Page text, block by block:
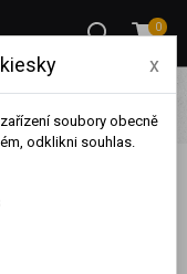
0
Legíny
Nebbia
- černá
x
soubory obecně
odklikni souhlas.